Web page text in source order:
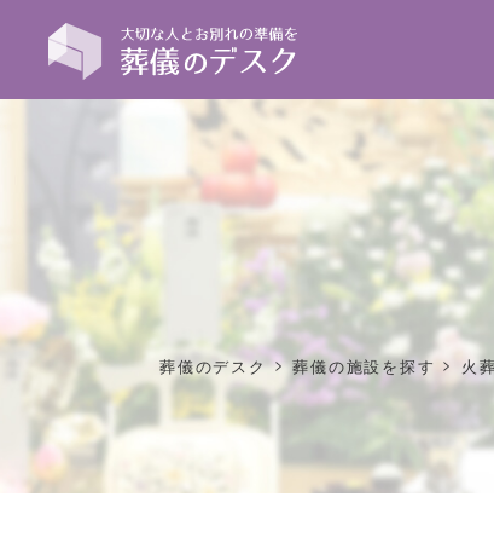
葬儀のデスク>葬儀の施設を探す > 火